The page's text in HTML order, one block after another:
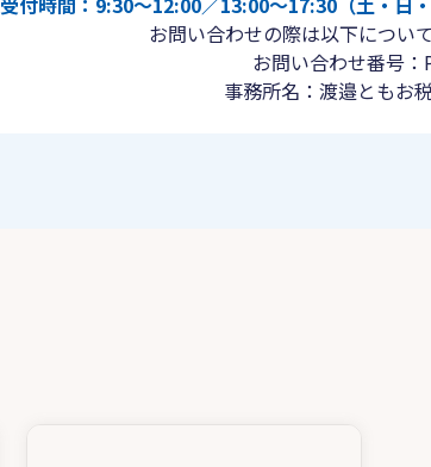
お問い合わせの際は以下につい
お問い合わせ番号：
事務所名：渡邉ともお